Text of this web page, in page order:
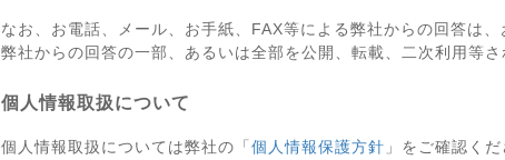
なお、お電話、メール、お手紙、FAX等による弊社からの回答は、
弊社からの回答の一部、あるいは全部を公開、転載、二次利用等さ
個人情報取扱について
個人情報取扱については弊社の「 個人情報保護方針 」をご確認くだ